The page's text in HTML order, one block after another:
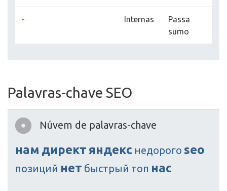
- Internas
Passa
sumo
Palavras-chave SEO
Núvem de palavras-chave
нам директ яндекс недорого seo
позиций нет быстрый топ нас